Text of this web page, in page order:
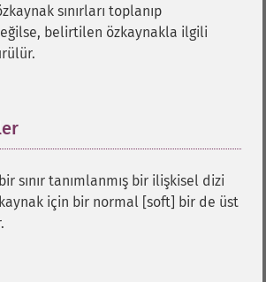
sınırları toplanıp
belirtilen özkaynakla ilgili
sınır tanımlanmış bir ilişkisel dizi
için bir normal [soft] bir de üst